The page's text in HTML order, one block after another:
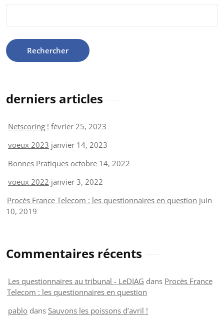
derniers articles
Netscoring ! février 25, 2023
voeux 2023 janvier 14, 2023
Bonnes Pratiques octobre 14, 2022
voeux 2022 janvier 3, 2022
Procès France Telecom : les questionnaires en question juin
10, 2019
Commentaires récents
Les questionnaires au tribunal - LeDIAG dans Procès France
Telecom : les questionnaires en question
pablo dans Sauvons les poissons d’avril !